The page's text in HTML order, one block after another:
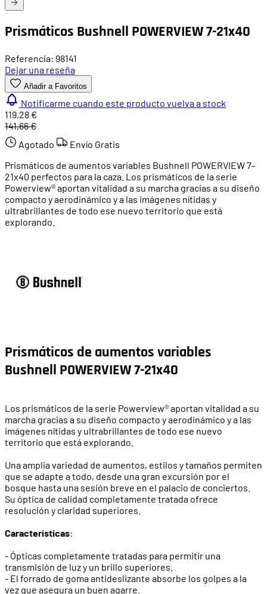
Prismáticos Bushnell POWERVIEW 7-21x40
Referencia: 98141
Dejar una reseña
Añadir a Favoritos
Notificarme cuando este producto vuelva a stock
119,28 €
141,66 €
Agotado
Envío Gratis
Prismáticos de aumentos variables Bushnell POWERVIEW 7-
21x40 perfectos para la caza. Los prismáticos de la serie
Powerview® aportan vitalidad a su marcha gracias a su diseño
compacto y aerodinámico y a las imágenes nítidas y
ultrabrillantes de todo ese nuevo territorio que está
explorando.
Prismáticos de aumentos variables
Bushnell POWERVIEW 7-21x40
Los prismáticos de la serie Powerview® aportan vitalidad a su
marcha gracias a su diseño compacto y aerodinámico y a las
imágenes nítidas y ultrabrillantes de todo ese nuevo
territorio que está explorando.
Una amplia variedad de aumentos, estilos y tamaños permiten
que se adapte a todo, desde una gran excursión por el
bosque hasta una sesión breve en el palacio de conciertos.
Su óptica de calidad completamente tratada ofrece
resolución y claridad superiores.
Características:
- Ópticas completamente tratadas para permitir una
transmisión de luz y un brillo superiores.
- El forrado de goma antideslizante absorbe los golpes a la
vez que asegura un buen agarre.